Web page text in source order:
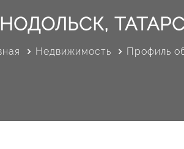
Недвижимость Профиль